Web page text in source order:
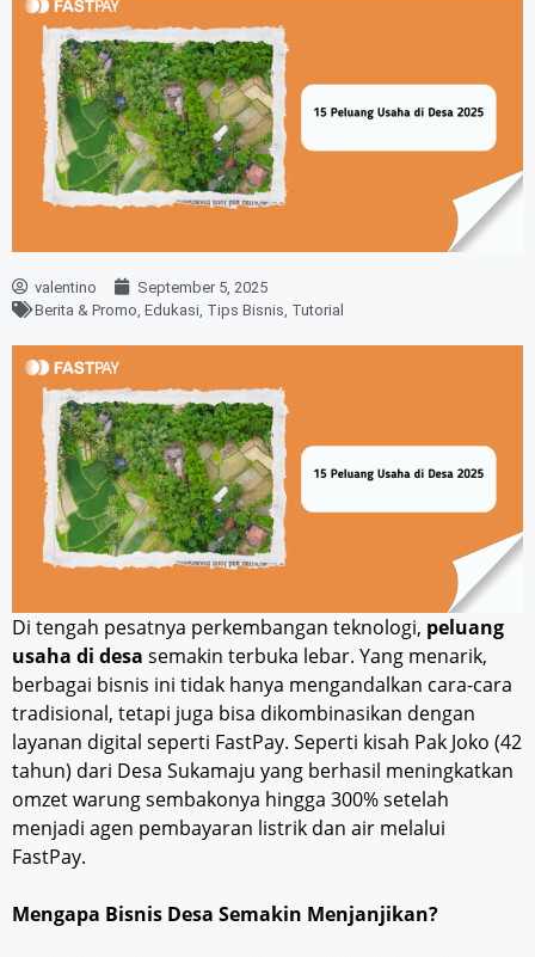
valentino
September 5, 2025
Berita & Promo Edukasi Tips Bisnis Tutorial
Di tengah pesatnya perkembangan teknologi, peluang
usaha di desa semakin terbuka lebar. Yang menarik,
berbagai bisnis ini tidak hanya mengandalkan cara-cara
tradisional, tetapi juga bisa dikombinasikan dengan
layanan digital seperti FastPay. Seperti kisah Pak Joko (42
tahun) dari Desa Sukamaju yang berhasil meningkatkan
omzet warung sembakonya hingga 300% setelah
menjadi agen pembayaran listrik dan air melalui
FastPay.
Mengapa Bisnis Desa Semakin Menjanjikan?